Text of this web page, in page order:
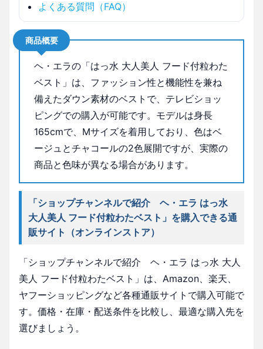
よくある質問（FAQ）
商品概要
ヘ・エラの「はっ水 大人美人 フード付粒わた
ベスト」は、ファッション性と機能性を兼ね
備えたダウン素材のベストで、テレビショッ
ピングでの購入が可能です。モデルは身長
165cmで、Mサイズを着用しており、色はベ
ージュとチャコールの2色展開ですが、実際の
商品と色味が異なる場合があります。
「ショップチャンネルで紹介 ヘ・エラ はっ水
大人美人 フード付粒わたベスト」を購入できる通
販サイト（オンラインストア）
「ショップチャンネルで紹介 ヘ・エラ はっ水 大人
美人 フード付粒わたベスト」は、Amazon、楽天、
ヤフーショッピングなど各種通販サイトで購入可能で
す。価格・在庫・配送条件を比較し、最適な購入先を
選びましょう。